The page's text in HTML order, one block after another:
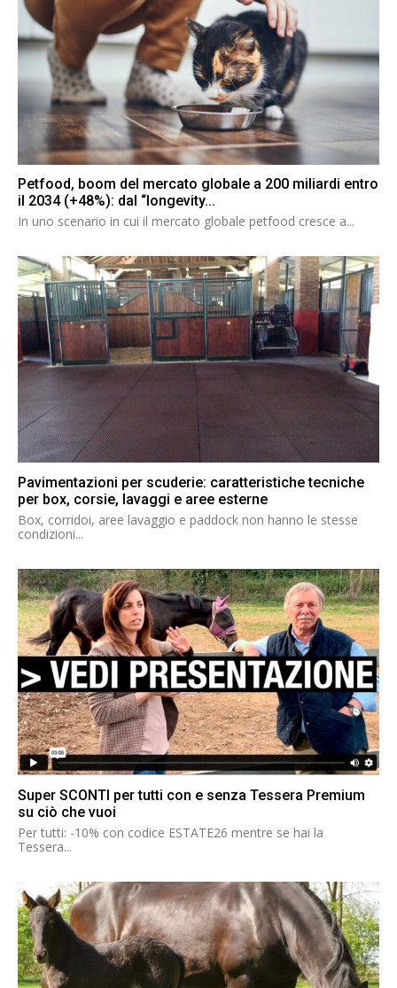
Petfood, boom del mercato globale a 200 miliardi entro
il 2034 (+48%): dal “longevity...
In uno scenario in cui il mercato globale petfood cresce a...
Pavimentazioni per scuderie: caratteristiche tecniche
per box, corsie, lavaggi e aree esterne
Box, corridoi, aree lavaggio e paddock non hanno le stesse
condizioni...
Super SCONTI per tutti con e senza Tessera Premium
su ciò che vuoi
Per tutti: -10% con codice ESTATE26 mentre se hai la
Tessera...